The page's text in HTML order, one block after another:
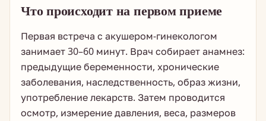
Что происходит на первом приеме
Первая встреча с акушером-гинекологом
занимает 30–60 минут. Врач собирает анамнез:
предыдущие беременности, хронические
заболевания, наследственность, образ жизни,
употребление лекарств. Затем проводится
осмотр, измерение давления, веса, размеров